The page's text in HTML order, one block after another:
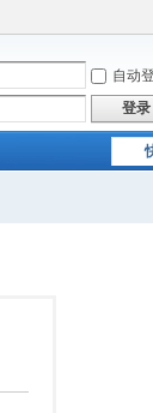
自动
登录